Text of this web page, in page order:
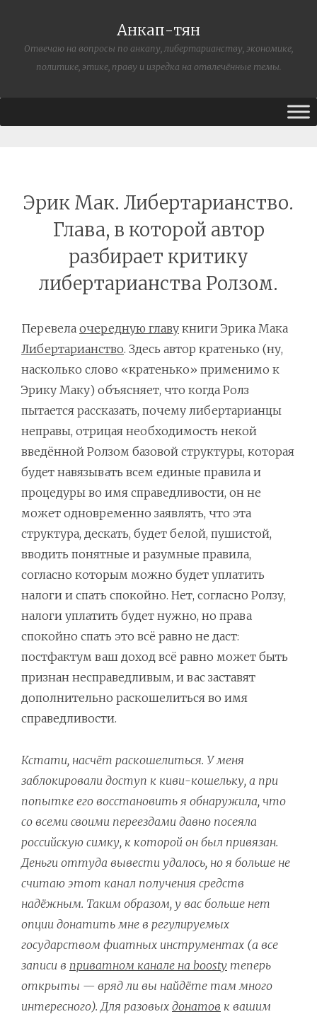
Анкап-тян
Отвечаю на вопросы по анкапу, либертарианству, экономике,
политике, этике, праву и изредка на отвлечённые темы.
Эрик Мак. Либертарианство.
Глава, в которой автор
разбирает критику
либертарианства Ролзом.
Перевела очередную главу книги Эрика Мака
Либертарианство. Здесь автор кратенько (ну,
насколько слово «кратенько» применимо к
Эрику Маку) объясняет, что когда Ролз
пытается рассказать, почему либертарианцы
неправы, отрицая необходимость некой
введённой Ролзом базовой структуры, которая
будет навязывать всем единые правила и
процедуры во имя справедливости, он не
может одновременно заявлять, что эта
структура, дескать, будет белой, пушистой,
вводить понятные и разумные правила,
согласно которым можно будет уплатить
налоги и спать спокойно. Нет, согласно Ролзу,
налоги уплатить будет нужно, но права
спокойно спать это всё равно не даст:
постфактум ваш доход всё равно может быть
признан несправедливым, и вас заставят
дополнительно раскошелиться во имя
справедливости.
Кстати, насчёт раскошелиться. У меня
заблокировали доступ к киви-кошельку, а при
попытке его восстановить я обнаружила, что
со всеми своими переездами давно посеяла
российскую симку, к которой он был привязан.
Деньги оттуда вывести удалось, но я больше не
считаю этот канал получения средств
надёжным. Таким образом, у вас больше нет
опции донатить мне в регулируемых
государством фиатных инструментах (а все
записи в приватном канале на boosty теперь
открыты — вряд ли вы найдёте там много
интересного). Для разовых донатов к вашим